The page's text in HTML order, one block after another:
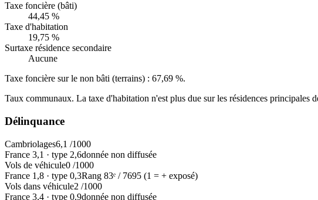
Taxe foncière (bâti)
44,45 %
Taxe d'habitation
19,75 %
Surtaxe résidence secondaire
Aucune
Taxe foncière sur le non bâti (terrains) : 67,69 %.
Taux communaux. La taxe d'habitation n'est plus due sur les résidences principales
Délinquance
Cambriolages6,1 /1000
France 3,1 · type 2,6donnée non diffusée
Vols de véhicule0 /1000
France 1,8 · type 0,3Rang 83ᵉ / 7695 (1 = + exposé)
Vols dans véhicule2 /1000
France 3,4 · type 0,9donnée non diffusée